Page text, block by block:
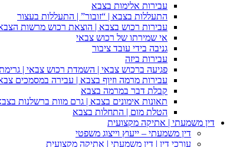
עבירות אלימות בצבא
התעללות בצבא | “זובור” | התעללות בעצור
עבירות רכוש בצבא | הוצאת רכוש מרשות הצבא
אי שמירתו של רכוש צבאי
גניבה בידי עובד ציבור
עבירות ביזה
פגיעה ברכוש צבאי | השמדת רכוש צבאי | גרימת
עבירות מרמה וזיוף בצבא | עבירה במסמכים
קבלת דבר במרמה בצבא
תאונות אימונים בצבא | גרם מוות ברשלנות
הטלת מום | התחלות בצבא
דין משמעתי | אתיקה מקצועית
דין משמעתי – ייעוץ וייצוג משפטי
עורכי דין | דין משמעתי | אתיקה מקצועית